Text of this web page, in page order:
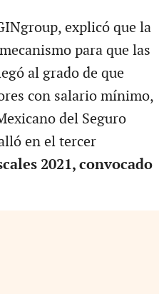
explicó que la
para que las
al grado de que
con salario mínimo,
del Seguro
en el tercer
2021, convocado